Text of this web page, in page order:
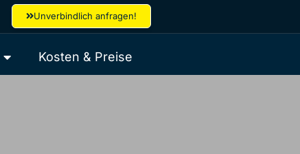
Unverbindlich anfragen!
Kosten & Preise